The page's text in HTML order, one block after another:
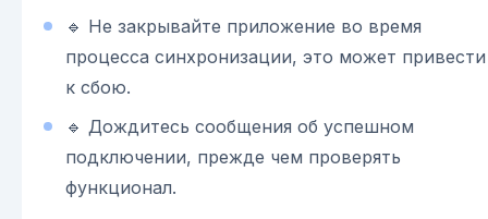
🔹 Не закрывайте приложение во время
процесса синхронизации, это может привести
к сбою.
🔹 Дождитесь сообщения об успешном
подключении, прежде чем проверять
функционал.